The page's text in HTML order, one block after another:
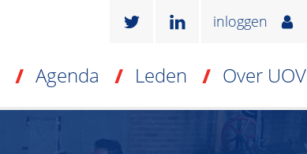
inloggen
Agenda Leden Over UOV